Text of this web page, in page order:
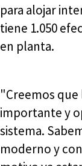
para alojar
tiene 1.050
en planta.
"Creemos que
importante y
sistema.
moderno y